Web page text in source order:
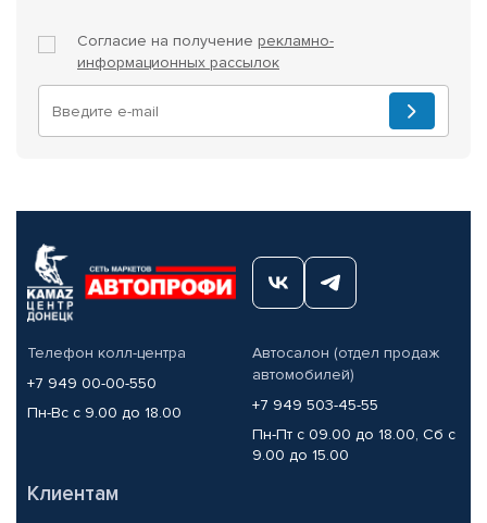
Согласие на получение рекламно-
информационных рассылок
Телефон колл-центра
+7 949 00-00-550
Пн-Вс с 9.00 до 18.00
Автосалон (отдел продаж
автомобилей)
+7 949 503-45-55
Пн-Пт с 09.00 до 18.00, Сб с
9.00 до 15.00
Клиентам